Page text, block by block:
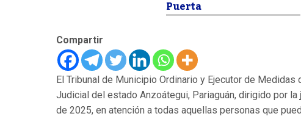
Puerta
Compartir
El Tribunal de Municipio Ordinario y Ejecutor de
Judicial del estado Anzoátegui, Pariaguán, dirigido por la
de 2025, en atención a todas aquellas personas que